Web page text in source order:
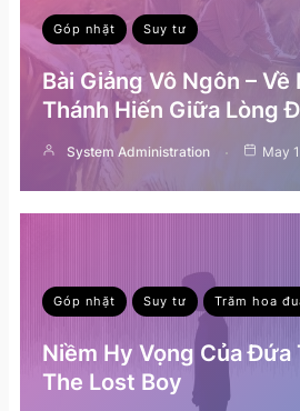
Góp nhặt Suy tư
Bài Giảng Vô Ngôn –
Thánh Hiến Giữa Lòng
System Administration May
Góp nhặt Suy tư Trăm hoa
Niềm Hy Vọng Của Đứa
The Lost Boy